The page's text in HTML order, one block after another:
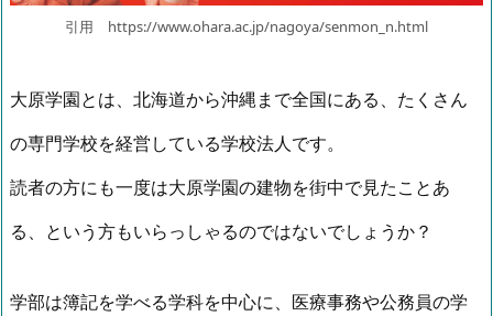
引用 https://www.ohara.ac.jp/nagoya/senmon_n.html
大原学園とは、北海道から沖縄まで全国にある、たくさん
の専門学校を経営している学校法人です。
読者の方にも一度は大原学園の建物を街中で見たことあ
る、という方もいらっしゃるのではないでしょうか？
学部は簿記を学べる学科を中心に、医療事務や公務員の学